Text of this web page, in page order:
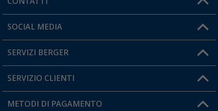
Orari di apertura del servizio:
Hai una domanda?
SOCIAL MEDIA
SERVIZI BERGER
Diventare rivenditori
Il mio Account
SERVIZIO CLIENTI
Informazioni sulla spedizione
METODI DI PAGAMENTO